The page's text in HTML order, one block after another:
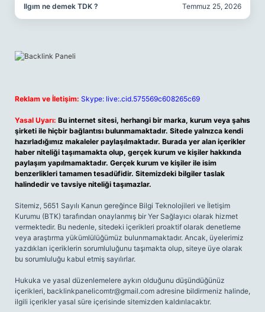
Ilgım ne demek TDK ? Temmuz 25, 2026
Reklam ve İletişim: Skype: live:.cid.575569c608265c69
Yasal Uyarı: Bu internet sitesi, herhangi bir marka, kurum veya şahıs
şirketi ile hiçbir bağlantısı bulunmamaktadır. Sitede yalnızca kendi
hazırladığımız makaleler paylaşılmaktadır. Burada yer alan içerikler
haber niteliği taşımamakta olup, gerçek kurum ve kişiler hakkında
paylaşım yapılmamaktadır. Gerçek kurum ve kişiler ile isim
benzerlikleri tamamen tesadüfidir. Sitemizdeki bilgiler taslak
halindedir ve tavsiye niteliği taşımazlar.
Sitemiz, 5651 Sayılı Kanun gereğince Bilgi Teknolojileri ve İletişim
Kurumu (BTK) tarafından onaylanmış bir Yer Sağlayıcı olarak hizmet
vermektedir. Bu nedenle, sitedeki içerikleri proaktif olarak denetleme
veya araştırma yükümlülüğümüz bulunmamaktadır. Ancak, üyelerimiz
yazdıkları içeriklerin sorumluluğunu taşımakta olup, siteye üye olarak
bu sorumluluğu kabul etmiş sayılırlar.
Hukuka ve yasal düzenlemelere aykırı olduğunu düşündüğünüz
içerikleri, backlinkpanelicomtr@gmail.com adresine bildirmeniz halinde,
ilgili içerikler yasal süre içerisinde sitemizden kaldırılacaktır.